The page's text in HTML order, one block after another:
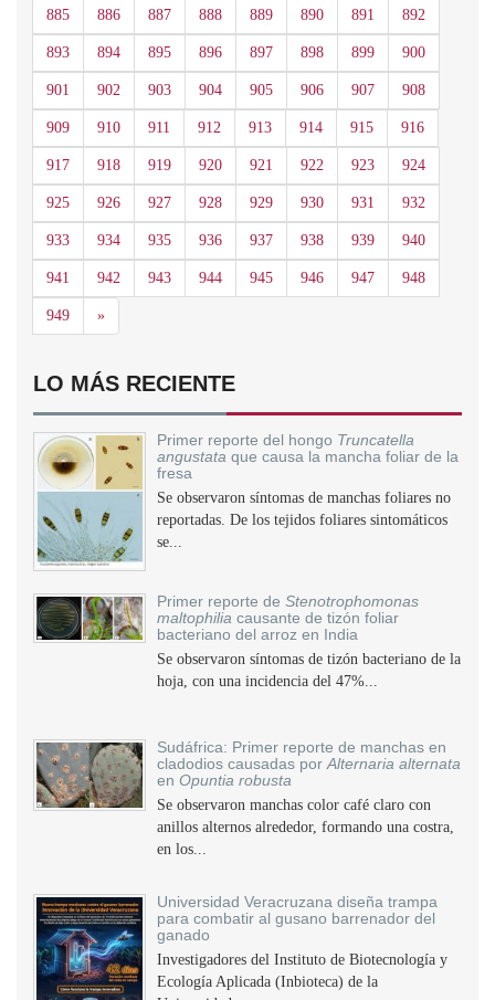
885 886 887 888 889 890 891 892
893 894 895 896 897 898 899 900
901 902 903 904 905 906 907 908
909 910 911 912 913 914 915 916
917 918 919 920 921 922 923 924
925 926 927 928 929 930 931 932
933 934 935 936 937 938 939 940
941 942 943 944 945 946 947 948
949 »Siguiente
LO MÁS RECIENTE
Primer reporte del hongo Truncatella
angustata que causa la mancha foliar de la
fresa
Se observaron síntomas de manchas foliares no
reportadas. De los tejidos foliares sintomáticos
se...
Primer reporte de Stenotrophomonas
maltophilia causante de tizón foliar
bacteriano del arroz en India
Se observaron síntomas de tizón bacteriano de la
hoja, con una incidencia del 47%...
Sudáfrica: Primer reporte de manchas en
cladodios causadas por Alternaria alternata
en Opuntia robusta
Se observaron manchas color café claro con
anillos alternos alrededor, formando una costra,
en los...
Universidad Veracruzana diseña trampa
para combatir al gusano barrenador del
ganado
Investigadores del Instituto de Biotecnología y
Ecología Aplicada (Inbioteca) de la